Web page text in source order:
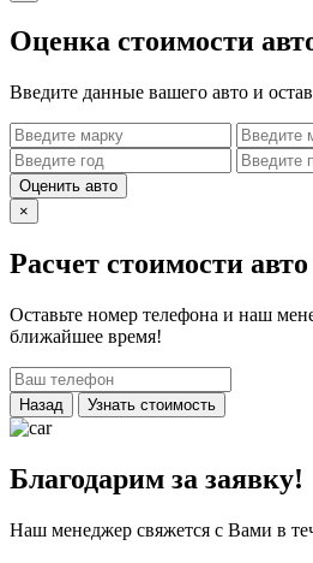
Оценка стоимости
Введите данные вашего авто и
Оценить авто
×
Расчет стоимости
Оставьте номер телефона и наш
ближайшее время!
Назад Узнать стоимость
Благодарим за заявку!
Наш менеджер свяжется с Вами в